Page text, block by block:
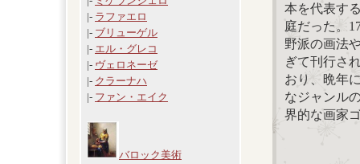
|- ラファエロ
|- ブリューゲル
|- エル・グレコ
|- ヴェロネーゼ
|- クラーナハ
|- ファン・エイク
バロック美術
本を代表す
庭だった。
野派の画法
ぎて刊行さ
おり、晩年
なジャンル
界的な画家